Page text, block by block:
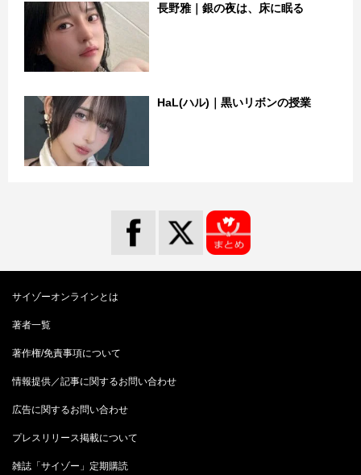
長野雅｜銀の夜は、床に眠る
HaL(ハル)｜黒いリボンの授業
サイゾーオンラインとは
著者一覧
著作権/免責事項について
情報提供／記事に関するお問い合わせ
広告に関するお問い合わせ
プレスリリース掲載について
雑誌「サイゾー」定期購読